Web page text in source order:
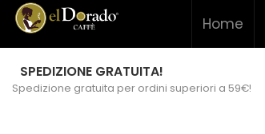
Home
SPEDIZIONE GRATUITA!
Spedizione gratuita per ordini superiori a 59€!